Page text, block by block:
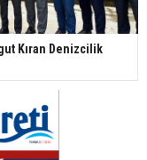
Kıran Denizcilik